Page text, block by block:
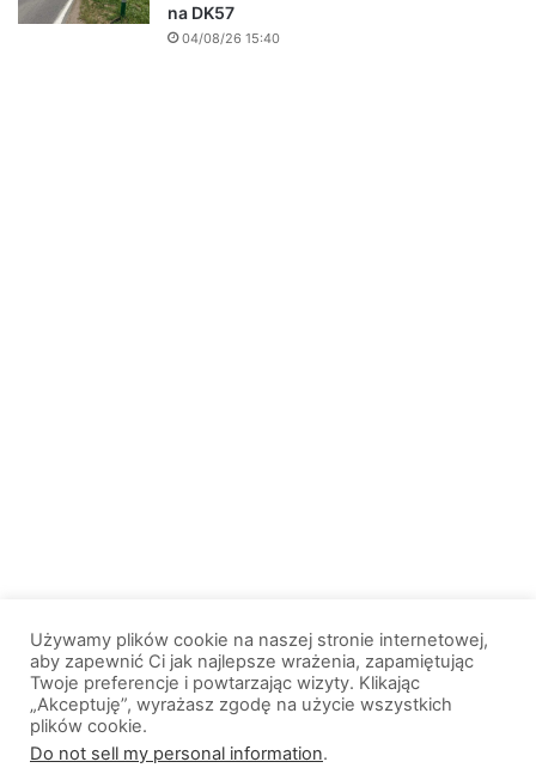
na DK57
04/08/26 15:40
© 2013-2026, All Rights Reserved. Wszelkie prawa zastrzeżone. |
Używamy plików cookie na naszej stronie internetowej,
aby zapewnić Ci jak najlepsze wrażenia, zapamiętując
Twoje preferencje i powtarzając wizyty. Klikając
„Akceptuję”, wyrażasz zgodę na użycie wszystkich
plików cookie.
Do not sell my personal information.